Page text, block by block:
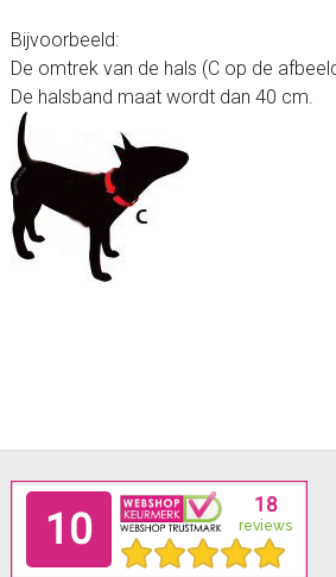
Bijvoorbeeld:
De omtrek van de hals (C op de
De halsband maat wordt dan 40 cm.
Footer